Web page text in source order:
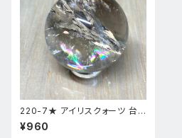
220-7★ アイリスクォーツ 台
座付きスフィア 天然石 インテリ
ア風水置物 7
¥960